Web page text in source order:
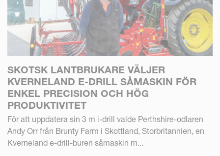
SKOTSK LANTBRUKARE VÄLJER
KVERNELAND E-DRILL SÅMASKIN FÖR
ENKEL PRECISION OCH HÖG
PRODUKTIVITET
För att uppdatera sin 3 m i-drill valde Perthshire-odlaren
Andy Orr från Brunty Farm i Skottland, Storbritannien, en
Kverneland e-drill-buren såmaskin m...